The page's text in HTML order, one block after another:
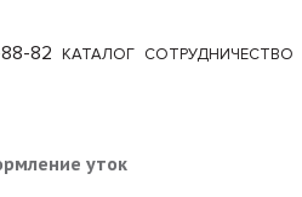
82 КАТАЛОГ СОТРУДНИЧЕСТВО
уток